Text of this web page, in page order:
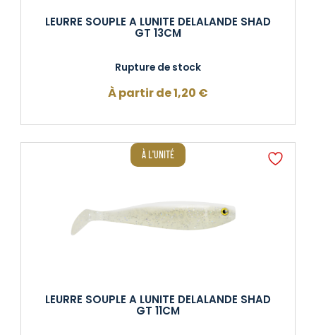
LEURRE SOUPLE A LUNITE DELALANDE SHAD
GT 13CM
Rupture de stock
À partir de1,20 €
À L'UNITÉ
LEURRE SOUPLE A LUNITE DELALANDE SHAD
GT 11CM